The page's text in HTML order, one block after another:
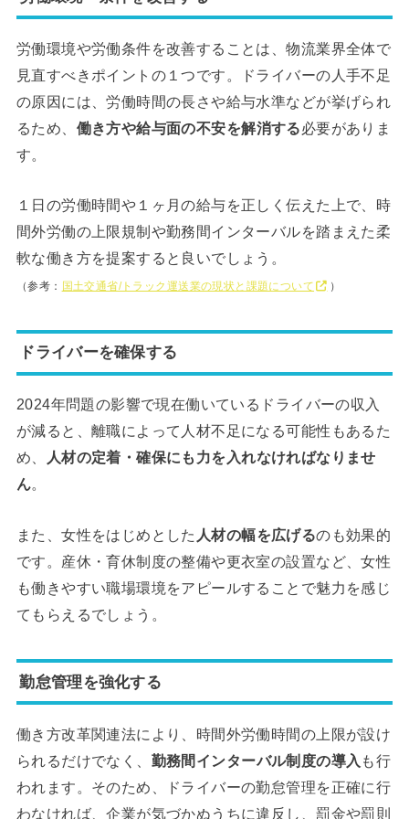
労働環境や労働条件を改善することは、物流業界全体で
見直すべきポイントの１つです。ドライバーの人手不足
の原因には、労働時間の長さや給与水準などが挙げられ
るため、 働き方や給与面の不安を解消する必要がありま
す。
１日の労働時間や１ヶ月の給与を正しく伝えた上で、時
間外労働の上限規制や勤務間インターバルを踏まえた柔
軟な働き方を提案すると良いでしょう。
（参考： 国土交通省/トラック運送業の現状と課題について ）
ドライバーを確保する
2024年問題の影響で現在働いているドライバーの収入
が減ると、離職によって人材不足になる可能性もあるた
め、
人材の定着・確保にも力を入れなければなりませ
ん。
また、女性をはじめとした 人材の幅を広げるのも効果的
です。産休・育休制度の整備や更衣室の設置など、女性
も働きやすい職場環境をアピールすることで魅力を感じ
てもらえるでしょう。
勤怠管理を強化する
働き方改革関連法により、時間外労働時間の上限が設け
られるだけでなく、 勤務間インターバル制度の導入 も行
われます。そのため、ドライバーの勤怠管理を正確に行
わなければ、企業が気づかぬうちに違反し、罰金や罰則